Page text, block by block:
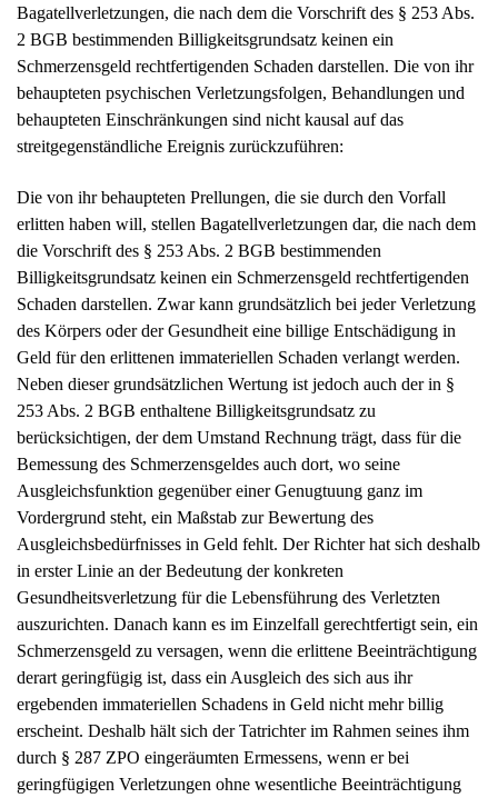
2 BGB bestimmenden Billigkeitsgrundsatz keinen ein
Schmerzensgeld rechtfertigenden Schaden darstellen. Die von ihr
behaupteten psychischen Verletzungsfolgen, Behandlungen und
behaupteten Einschränkungen sind nicht kausal auf das
streitgegenständliche Ereignis zurückzuführen:
erlitten haben will, stellen Bagatellverletzungen dar, die nach dem
die Vorschrift des § 253 Abs. 2 BGB bestimmenden
Billigkeitsgrundsatz keinen ein Schmerzensgeld rechtfertigenden
Schaden darstellen. Zwar kann grundsätzlich bei jeder Verletzung
des Körpers oder der Gesundheit eine billige Entschädigung in
Geld für den erlittenen immateriellen Schaden verlangt werden.
Neben dieser grundsätzlichen Wertung ist jedoch auch der in §
253 Abs. 2 BGB enthaltene Billigkeitsgrundsatz zu
berücksichtigen, der dem Umstand Rechnung trägt, dass für die
Bemessung des Schmerzensgeldes auch dort, wo seine
Ausgleichsfunktion gegenüber einer Genugtuung ganz im
Vordergrund steht, ein Maßstab zur Bewertung des
Ausgleichsbedürfnisses in Geld fehlt. Der Richter hat sich deshalb
in erster Linie an der Bedeutung der konkreten
Gesundheitsverletzung für die Lebensführung des Verletzten
auszurichten. Danach kann es im Einzelfall gerechtfertigt sein, ein
Schmerzensgeld zu versagen, wenn die erlittene Beeinträchtigung
derart geringfügig ist, dass ein Ausgleich des sich aus ihr
ergebenden immateriellen Schadens in Geld nicht mehr billig
erscheint. Deshalb hält sich der Tatrichter im Rahmen seines ihm
durch § 287 ZPO eingeräumten Ermessens, wenn er bei
geringfügigen Verletzungen ohne wesentliche Beeinträchtigung
der Lebensführung und ohne Dauerfolgen – den sogenannten